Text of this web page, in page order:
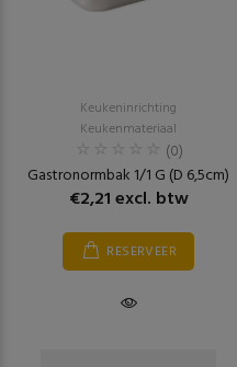
Keukeninrichting
Keukenmateriaal
(0)
Gastronormbak 1/1 G (D 6,5cm)
€2,21 excl. btw
RESERVEER